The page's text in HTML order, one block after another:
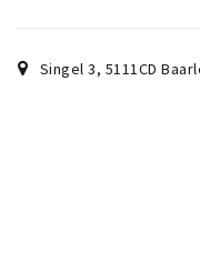
Singel 3, 5111CD